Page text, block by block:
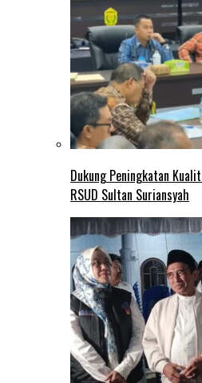
Dukung Peningkatan
RSUD Sultan Suriansyah